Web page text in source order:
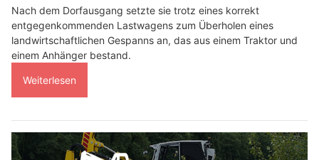
Nach dem Dorfausgang setzte sie trotz eines korrekt
entgegenkommenden Lastwagens zum Überholen eines
landwirtschaftlichen Gespanns an, das aus einem Traktor und
einem Anhänger bestand.
Weiterlesen